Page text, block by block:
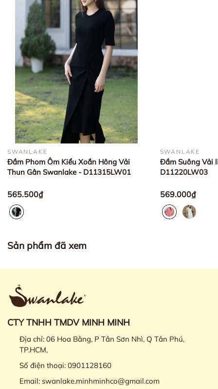
SWANLAKE
Đầm Phom Ôm Kiểu Xoắn Hông Vải
Thun Gân Swanlake - D11315LW01
565.500₫
SWANLAKE
Đầm Suông Vải
D11220LW03
569.000₫
Sản phẩm đã xem
CTY TNHH TMDV MINH MINH
Địa chỉ: 06 Hoa Bằng, P Tân Sơn Nhì, Q Tân Phú,
TP.HCM,
Số điện thoại: 0901128160
Email: swanlake.minhminhco@gmail.com